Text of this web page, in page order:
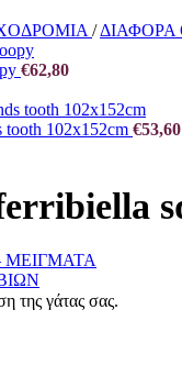
ΜΕΙΓΜΑΤΑ
/
€62,80
tooth 102x152cm €53,60
της γάτας σας.